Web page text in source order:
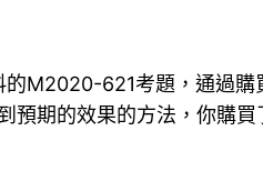
M2020-621考題，通過購
預期的效果的方法，你購買